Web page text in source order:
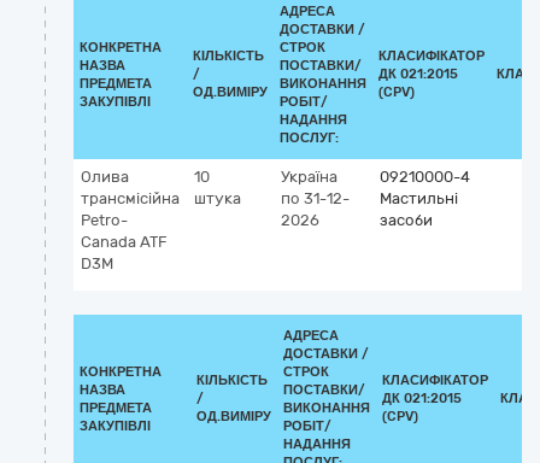
КОНКРЕТНА
НАЗВА
ПРЕДМЕТА
ЗАКУПІВЛІ
КІЛЬКІСТЬ
/
ОД.ВИМІРУ
АДРЕСА
ДОСТАВКИ /
СТРОК
ПОСТАВКИ/
ВИКОНАННЯ
РОБІТ/
НАДАННЯ
ПОСЛУГ:
КЛАСИФІКАТОР
ДК 021:2015
(CPV)
Олива
трансмісійна
Petro-
Canada ATF
D3M
10
штука
Україна
по 31-12-
2026
09210000-4
Мастильні
засоби
КОНКРЕТНА
НАЗВА
ПРЕДМЕТА
ЗАКУПІВЛІ
КІЛЬКІСТЬ
/
ОД.ВИМІРУ
АДРЕСА
ДОСТАВКИ /
СТРОК
ПОСТАВКИ/
ВИКОНАННЯ
РОБІТ/
НАДАННЯ
КЛАСИФІКАТОР
ДК 021:2015
(CPV)